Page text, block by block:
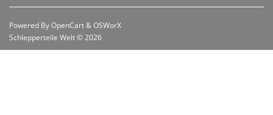
Powered ByOpenCart&OSWorX
Schlepperteile Welt © 2026